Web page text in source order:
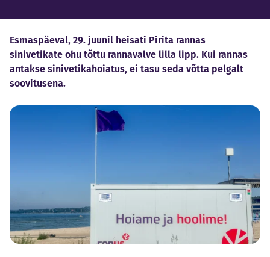
Esmaspäeval, 29. juunil heisati Pirita rannas
sinivetikate ohu tõttu rannavalve lilla lipp. Kui rannas
antakse sinivetikahoiatus, ei tasu seda võtta pelgalt
soovitusena.